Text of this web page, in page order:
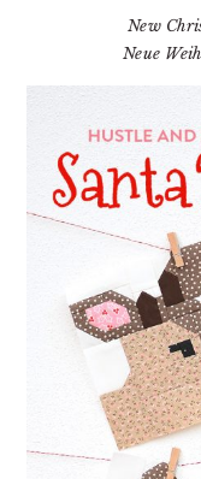
New
Neue